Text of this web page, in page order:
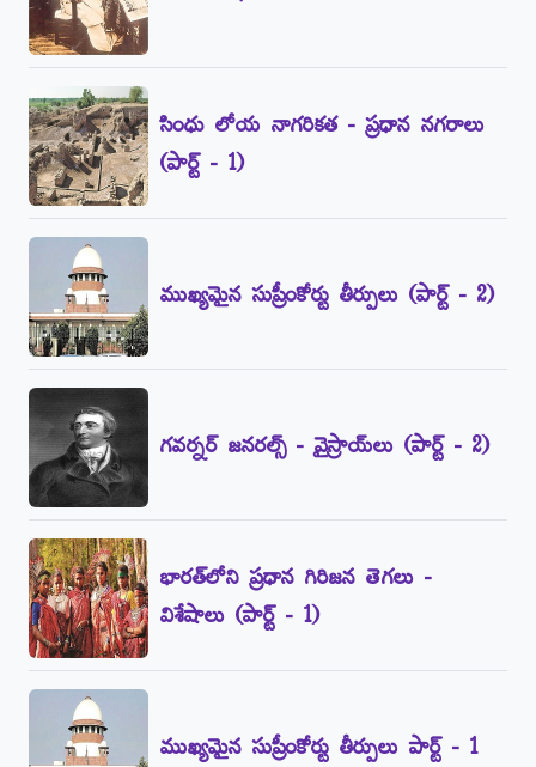
సింధు లోయ నాగరికత - ప్రధాన నగరాలు
(పార్ట్‌ - 1)
ముఖ్యమైన సుప్రీంకోర్టు తీర్పులు (పార్ట్‌ - 2)
గవర్నర్‌ జనరల్స్‌ - వైస్రాయ్‌లు (పార్ట్‌ - 2)
భారత్‌లోని ప్రధాన గిరిజన తెగలు -
విశేషాలు (పార్ట్‌ - 1)
ముఖ్యమైన సుప్రీంకోర్టు తీర్పులు పార్ట్‌ - 1